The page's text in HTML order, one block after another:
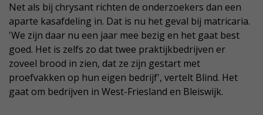
Net als bij chrysant richten de onderzoekers dan een
aparte kasafdeling in. Dat is nu het geval bij matricaria.
'We zijn daar nu een jaar mee bezig en het gaat best
goed. Het is zelfs zo dat twee praktijkbedrijven er
zoveel brood in zien, dat ze zijn gestart met
proefvakken op hun eigen bedrijf', vertelt Blind. Het
gaat om bedrijven in West-Friesland en Bleiswijk.